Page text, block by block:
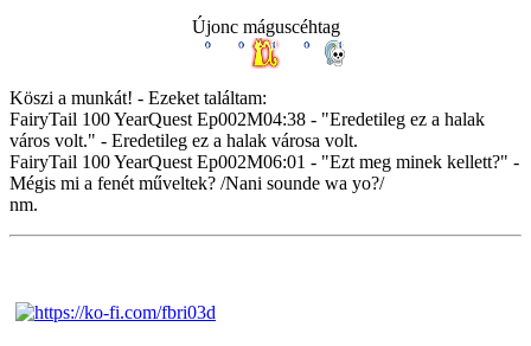
Újonc máguscéhtag
Köszi a munkát! - Ezeket találtam:
FairyTail 100 YearQuest Ep002M04:38 - "Eredetileg ez a halak
város volt." - Eredetileg ez a halak városa volt.
FairyTail 100 YearQuest Ep002M06:01 - "Ezt meg minek kellett?" -
Mégis mi a fenét műveltek? /Nani sounde wa yo?/
nm.